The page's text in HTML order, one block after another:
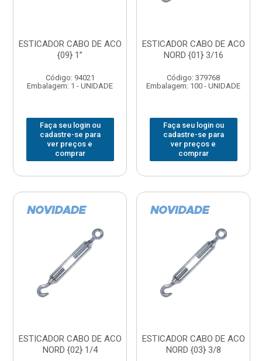
ESTICADOR CABO DE ACO
{09} 1”
Código: 94021
Embalagem: 1 - UNIDADE
Faça seu login ou
cadastre-se para
ver preços e
comprar
ESTICADOR CABO DE ACO
NORD {01} 3/16
Código: 379768
Embalagem: 100 - UNIDADE
Faça seu login ou
cadastre-se para
ver preços e
comprar
ESTICADOR CABO DE ACO
NORD {02} 1/4
ESTICADOR CABO DE ACO
NORD {03} 3/8